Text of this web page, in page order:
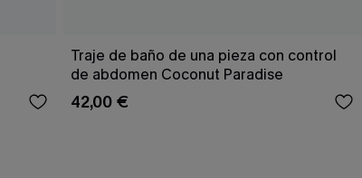
Traje de baño de una pieza con control
de abdomen Coconut Paradise
42,00 €